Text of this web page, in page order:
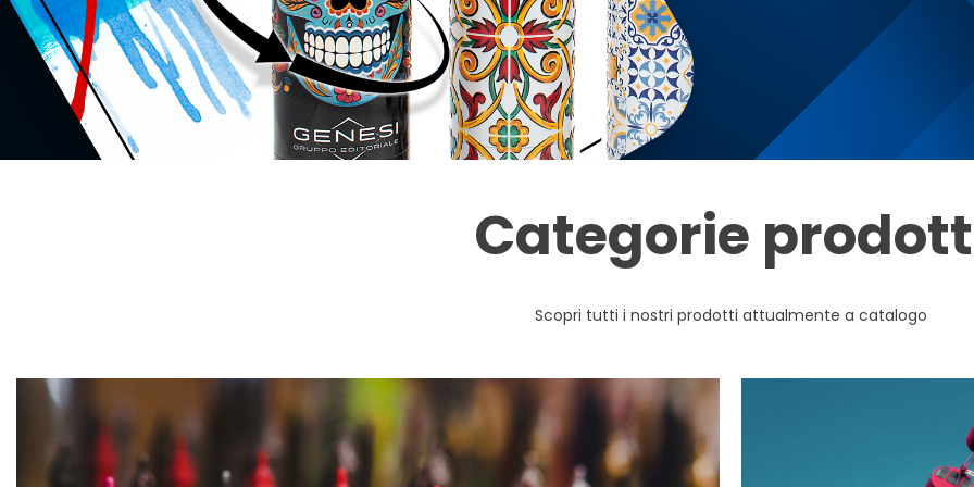
Categorie
Scopri tutti i nostri prodotti attualmente a catalogo